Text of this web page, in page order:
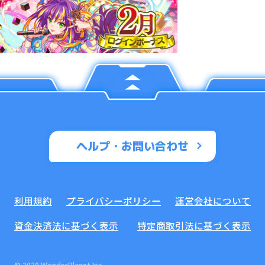
ヘルプ・お問い合わせ
利用規約 プライバシーポリシー
運営会社について
資金決済法に基づく表示
特定商取引法に基づく表示